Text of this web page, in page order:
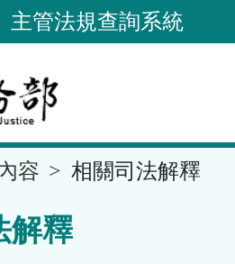
主管法規查詢系統
容 相關司法解釋
解釋